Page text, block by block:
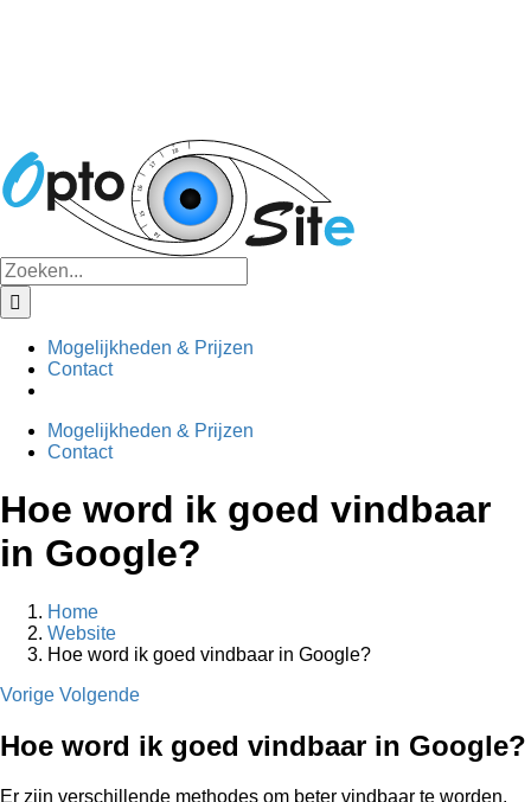
Zoeken
naar:
Mogelijkheden & Prijzen
Contact
Mogelijkheden & Prijzen
Contact
Hoe word ik goed vindbaar
in Google?
Home
Website
Hoe word ik goed vindbaar in Google?
Vorige Volgende
Hoe word ik goed vindbaar in Google?
Er zijn verschillende methodes om beter vindbaar te worden.